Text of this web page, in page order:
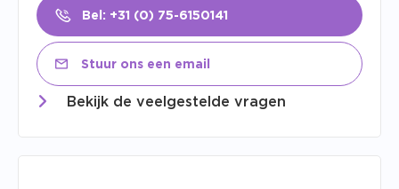
Bel: +31 (0) 75-6150141
Stuur ons een email
Bekijk de veelgestelde vragen